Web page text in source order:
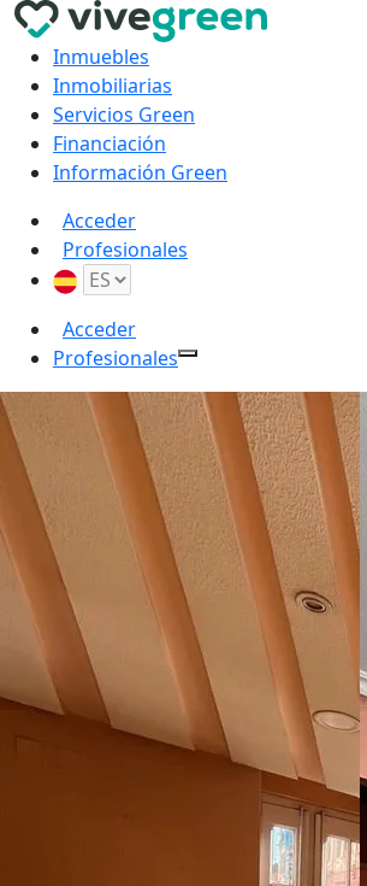
Inmuebles
Inmobiliarias
Servicios Green
Financiación
Información Green
Acceder
Profesionales
Acceder
Profesionales